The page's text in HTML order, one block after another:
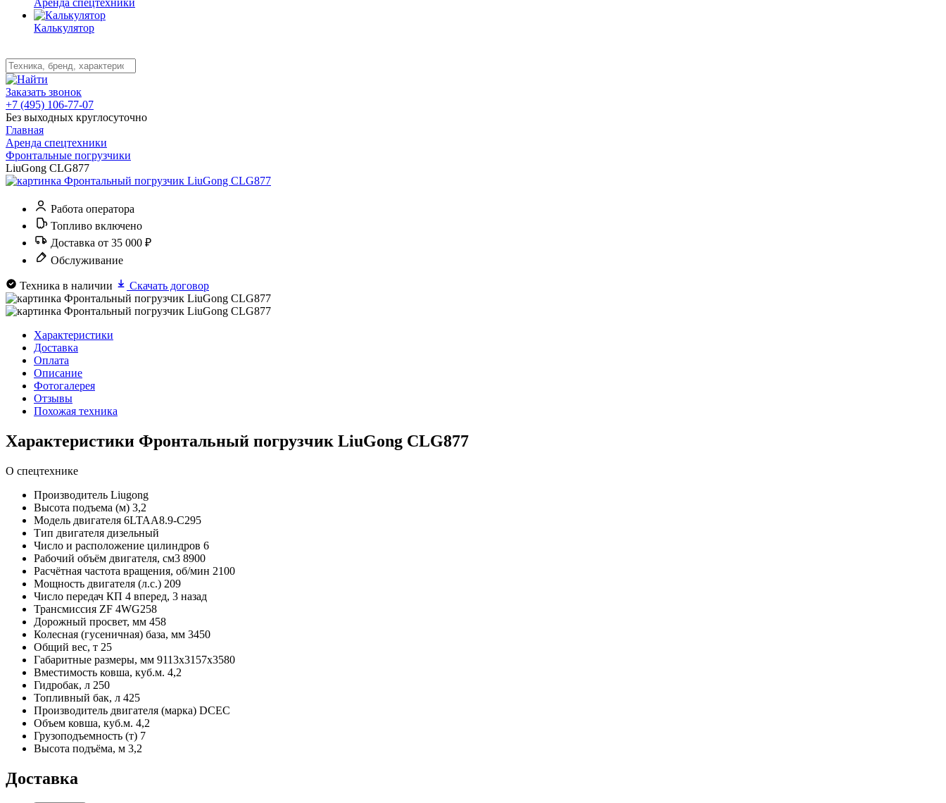
Аренда спецтехники
Калькулятор
Заказать звонок
+7 (495) 106-77-07
Без выходных круглосуточно
Главная
Аренда спецтехники
Фронтальные погрузчики
LiuGong CLG877
Работа оператора
Топливо включено
Доставка от 35 000 ₽
Обслуживание
Техника в наличии Скачать договор
Характеристики
Доставка
Оплата
Описание
Фотогалерея
Отзывы
Похожая техника
Характеристики Фронтальный погрузчик LiuGong CLG877
О спецтехнике
Производитель Liugong
Высота подъема (м) 3,2
Модель двигателя 6LTAA8.9-C295
Тип двигателя дизельный
Число и расположение цилиндров 6
Рабочий объём двигателя, см3 8900
Расчётная частота вращения, об/мин 2100
Мощность двигателя (л.с.) 209
Число передач КП 4 вперед, 3 назад
Трансмиссия ZF 4WG258
Дорожный просвет, мм 458
Колесная (гусеничная) база, мм 3450
Общий вес, т 25
Габаритные размеры, мм 9113x3157x3580
Вместимость ковша, куб.м. 4,2
Гидробак, л 250
Топливный бак, л 425
Производитель двигателя (марка) DCEC
Объем ковша, куб.м. 4,2
Грузоподъемность (т) 7
Высота подъёма, м 3,2
Доставка